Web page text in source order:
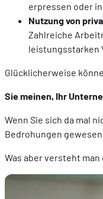
erpressen oder
Nutzung von
Zahlreiche
leistungsstarken
Glücklicherweise
Sie meinen, Ihr
Wenn Sie sich da mal
Bedrohungen
Was aber versteht